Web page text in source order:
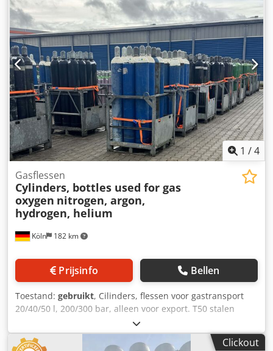
isolatie en elektrische verwarming (verwarming niet getest)
Bedrijfsdruk volgens typeplaatje: ATM Afmetingen tank:
Totale breedte: 1020mm Totale lengte: 1220mm Totale
hoogte: 1790mm Materialen: Interieur: 14301 / AISI 304
Externe delen: 14301 / AISI 304 Uitrusting: Typeplaatje: nee
Diameter uitlaat: 37mm Isolatie Elektrische verwarming
niet getest
1 /4
Köln 182 km
Gasflessen
Cylinders, bottles used for gas
oxygen nitrogen, argon,
hydrogen, helium
Prijsinfo Bellen
Toestand: gebruikt, Cilinders, flessen voor gastransport
20/40/50 l, 200/300 bar, alleen voor export. T50 stalen
gasfles, 50 l, 200 bar, 288 stuks Dcodpfx Aeyfpg Necdjk T40
stalen gasfles, 40 l, 200 bar, 288 stuks T23 stalen gasfles,
20 l, 300 bar, 288 stuks Alle flessen zijn compleet, leeg en
Clickout